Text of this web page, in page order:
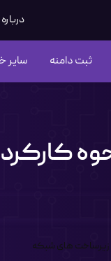
ثبت دامنه سایر
زیرساخت های شبکه